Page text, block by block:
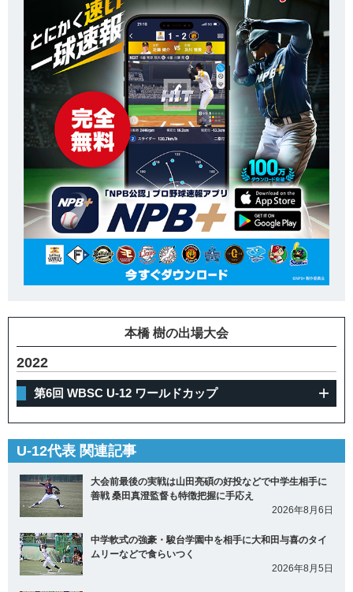
本橋 樹の出場大会
2022
第6回 WBSC U-12 ワールドカップ
U-12代表 関連記事
大会前最後の実戦は山田亮碩の好投などで中学生相手に
善戦 桑田真澄監督も特徴把握に手応え
2026年8月6日
中学軟式の強豪・駿台学園中を相手に大和田与喜のタイ
ムリーなどで食らいつく
2026年8月5日